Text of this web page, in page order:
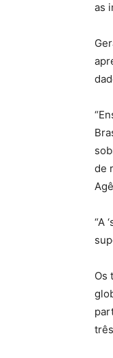
as
de
“A
Os